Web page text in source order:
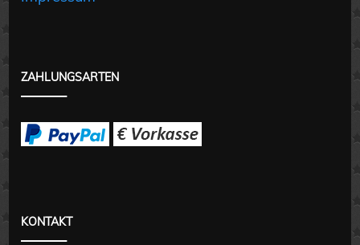
ZAHLUNGSARTEN
KONTAKT